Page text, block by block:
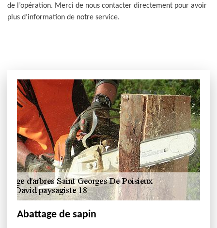
de l’opération. Merci de nous contacter directement pour avoir
plus d’information de notre service.
Abattage de sapin